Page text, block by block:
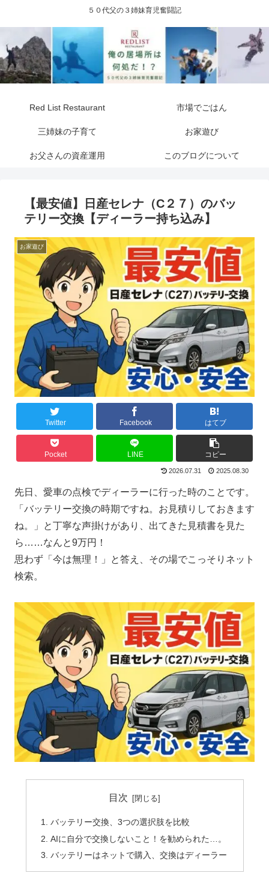
５０代父の３姉妹育児奮闘記
Red List Restaurant 市場でごはん
三姉妹の子育て お家遊び
お父さんの資産運用 このブログについて
【最安値】日産セレナ（C２７）のバッ
テリー交換【ディーラー持ち込み】
お家遊び
Twitter Facebook はてブ
Pocket LINE コピー
2026.07.31 2025.08.30
先日、愛車の点検でディーラーに行った時のことです。
「バッテリー交換の時期ですね。お見積りしておきます
ね。」と丁寧な声掛けがあり、出てきた見積書を見た
ら……なんと9万円！
思わず「今は無理！」と答え、その場でこっそりネット
検索。
目次
バッテリー交換、3つの選択肢を比較
AIに自分で交換しないこと！を勧められた…。
バッテリーはネットで購入、交換はディーラー